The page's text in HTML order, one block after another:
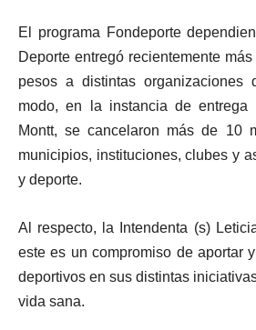
El programa Fondeporte
Deporte entregó recientemente
pesos a distintas organizaciones
modo, en la instancia de entrega
Montt, se cancelaron más de 10
municipios, instituciones, clubes y
y deporte.
Al respecto, la Intendenta (s)
este es un compromiso de aportar
deportivos en sus distintas
vida sana.